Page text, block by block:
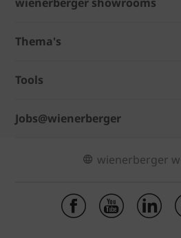
Thema's
Tools
Jobs@wienerberger
wienerberger